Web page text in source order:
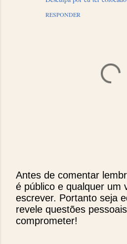
RESPONDER
P
o
s
t
Antes de comentar
é público e qualquer um
escrever. Portanto seja
revele questões
comprometer!